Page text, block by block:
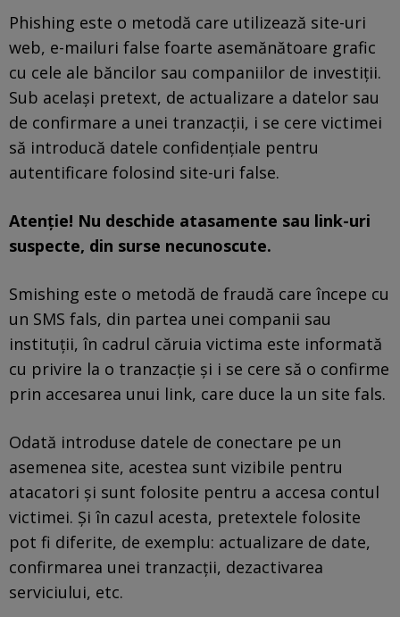
Phishing este o metodă care utilizează site-uri
web, e-mailuri false foarte asemănătoare grafic
cu cele ale băncilor sau companiilor de investiții.
Sub același pretext, de actualizare a datelor sau
de confirmare a unei tranzacții, i se cere victimei
să introducă datele confidențiale pentru
autentificare folosind site-uri false.
Atenție! Nu deschide atasamente sau link-uri
suspecte, din surse necunoscute.
Smishing este o metodă de fraudă care începe cu
un SMS fals, din partea unei companii sau
instituții, în cadrul căruia victima este informată
cu privire la o tranzacție și i se cere să o confirme
prin accesarea unui link, care duce la un site fals.
Odată introduse datele de conectare pe un
asemenea site, acestea sunt vizibile pentru
atacatori și sunt folosite pentru a accesa contul
victimei. Și în cazul acesta, pretextele folosite
pot fi diferite, de exemplu: actualizare de date,
confirmarea unei tranzacții, dezactivarea
serviciului, etc.